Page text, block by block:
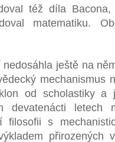
též díla
matematiku.
ještě na
mechanismus
od scholastiky a
letech
filosofii s
přirozených